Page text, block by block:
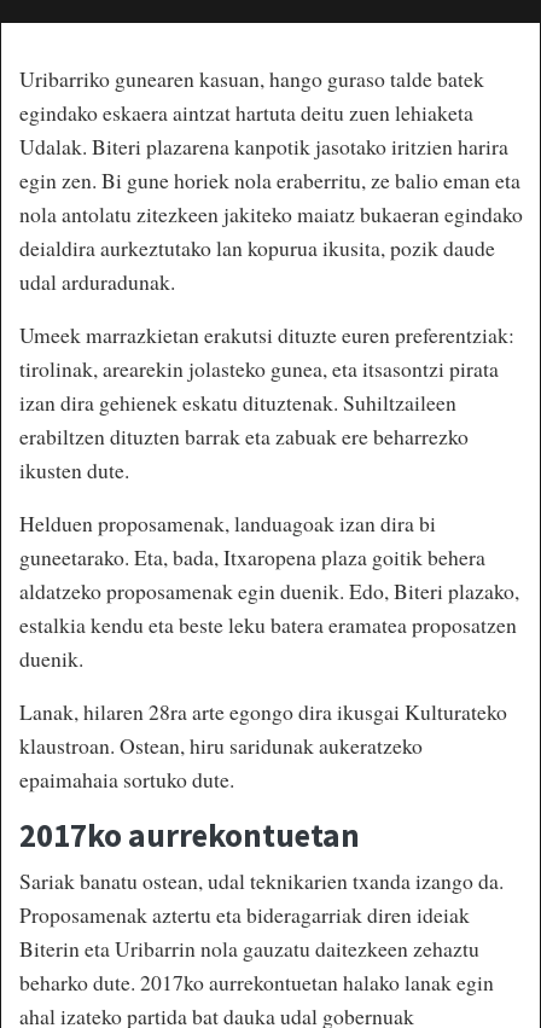
Uribarriko gunearen kasuan, hango guraso talde batek
egindako eskaera aintzat hartuta deitu zuen lehiaketa
Udalak. Biteri plazarena kanpotik jasotako iritzien harira
egin zen. Bi gune horiek nola eraberritu, ze balio eman eta
nola antolatu zitezkeen jakiteko maiatz bukaeran egindako
deialdira aurkeztutako lan kopurua ikusita, pozik daude
udal arduradunak.
Umeek marrazkietan erakutsi dituzte euren preferentziak:
tirolinak, arearekin jolasteko gunea, eta itsasontzi pirata
izan dira gehienek eskatu dituztenak. Suhiltzaileen
erabiltzen dituzten barrak eta zabuak ere beharrezko
ikusten dute.
Helduen proposamenak, landuagoak izan dira bi
guneetarako. Eta, bada, Itxaropena plaza goitik behera
aldatzeko proposamenak egin duenik. Edo, Biteri plazako,
estalkia kendu eta beste leku batera eramatea proposatzen
duenik.
Lanak, hilaren 28ra arte egongo dira ikusgai Kulturateko
klaustroan. Ostean, hiru saridunak aukeratzeko
epaimahaia sortuko dute.
2017ko aurrekontuetan
Sariak banatu ostean, udal teknikarien txanda izango da.
Proposamenak aztertu eta bideragarriak diren ideiak
Biterin eta Uribarrin nola gauzatu daitezkeen zehaztu
beharko dute. 2017ko aurrekontuetan halako lanak egin
ahal izateko partida bat dauka udal gobernuak